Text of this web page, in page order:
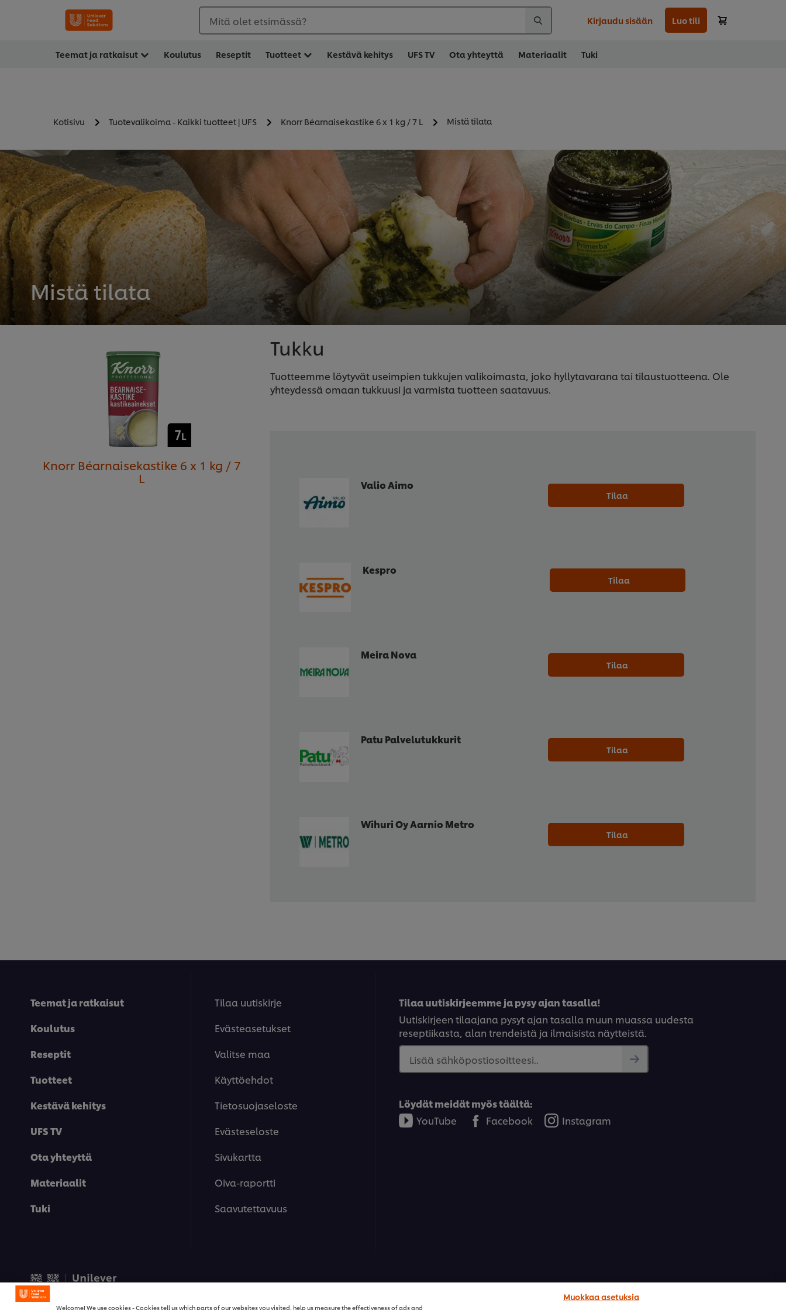
Mitä olet etsimässä? Kirjaudu sisään Luo tili
Teemat ja ratkaisut Koulutus Reseptit Tuotteet Kestävä kehitys UFS TV Ota yhteyttä Materiaalit Tuki
Kotisivu Tuotevalikoima - Kaikki tuotteet | UFS Knorr Béarnaisekastike 6 x 1 kg / 7 L Mistä tilata
Mistä tilata
Tukku
Tuotteemme löytyvät useimpien tukkujen valikoimasta, joko hyllytavarana tai tilaustuotteena. Ole
yhteydessä omaan tukkuusi ja varmista tuotteen saatavuus.
Valio Aimo
Tilaa
Kespro
Tilaa
Meira Nova
Tilaa
Patu Palvelutukkurit
Tilaa
Wihuri Oy Aarnio Metro
Tilaa
Knorr Béarnaisekastike 6 x 1 kg / 7
L
Teemat ja ratkaisut
Koulutus
Reseptit
Tuotteet
Kestävä kehitys
UFS TV
Ota yhteyttä
Materiaalit
Tuki
Tilaa uutiskirje
Evästeasetukset
Valitse maa
Käyttöehdot
Tietosuojaseloste
Evästeseloste
Sivukartta
Oiva-raportti
Saavutettavuus
Tilaa uutiskirjeemme ja pysy ajan tasalla!
Uutiskirjeen tilaajana pysyt ajan tasalla muun muassa uudesta
reseptiikasta, alan trendeistä ja ilmaisista näytteistä.
Lisää sähköpostiosoitteesi..
Löydät meidät myös täältä:
YouTube
Facebook Instagram
Welcome! We use cookies - Cookies tell us which parts of our websites you visited, help us measure the effectiveness of ads and
Muokkaa asetuksia